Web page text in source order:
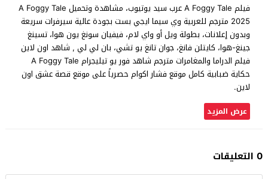
فيلم A Foggy Tale عرب سيد يوتيوب، مشاهدة وتحميل A Foggy Tale
2025 مترجم للعربية وي سيما ايجي بست بجودة عالية سيرفرات سريعة
وبدون إعلانات، بطولة ويل أو واي لام، فيفيان سونغ يون هوا، تسينغ
جينغ-هوا، كايتلن فانغ، جوان تانغ يو تشي، بان لي لي , شاهد اون لاين
فيلم الدراما والمغامرات مترجم شاهد فور يو تيليجرام A Foggy Tale
حكاية ضبابية كامل موقع فشار اكوام حصرياً على موقع قصة عشق اون
لاين.
عرض المزيد
0 التعليقات